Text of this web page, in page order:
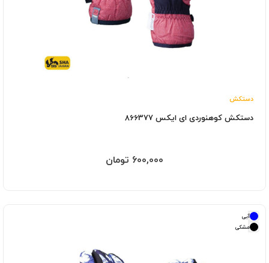
دستکش
دستکش کوهنوردی ای ایکس 866377
600,000 تومان
آبی
مشکی